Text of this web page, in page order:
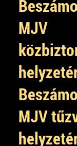
MJV
MJV